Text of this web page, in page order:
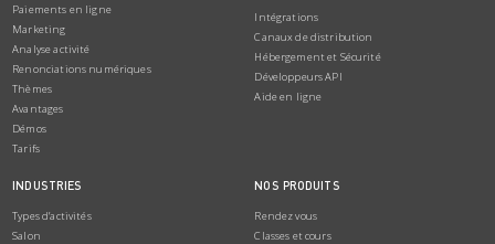
Paiements en ligne
Marketing
Analyse activité
Renonciations numériques
Thèmes
Avantages
Démos
Tarifs
Intégrations
Canaux de distribution
Hébergement et Sécurité
Développeurs API
Aide en ligne
INDUSTRIES
Types d’activités
Salon
NOS PRODUITS
Rendez vous
Classes et cours